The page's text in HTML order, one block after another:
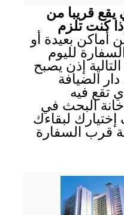
قريبا من
كنت تلزم
أماكن بعيدة أو
لليوم
إذن يصبح
الضيافة
تقع فيه
البحث في
لبقاءك
قرب السفارة